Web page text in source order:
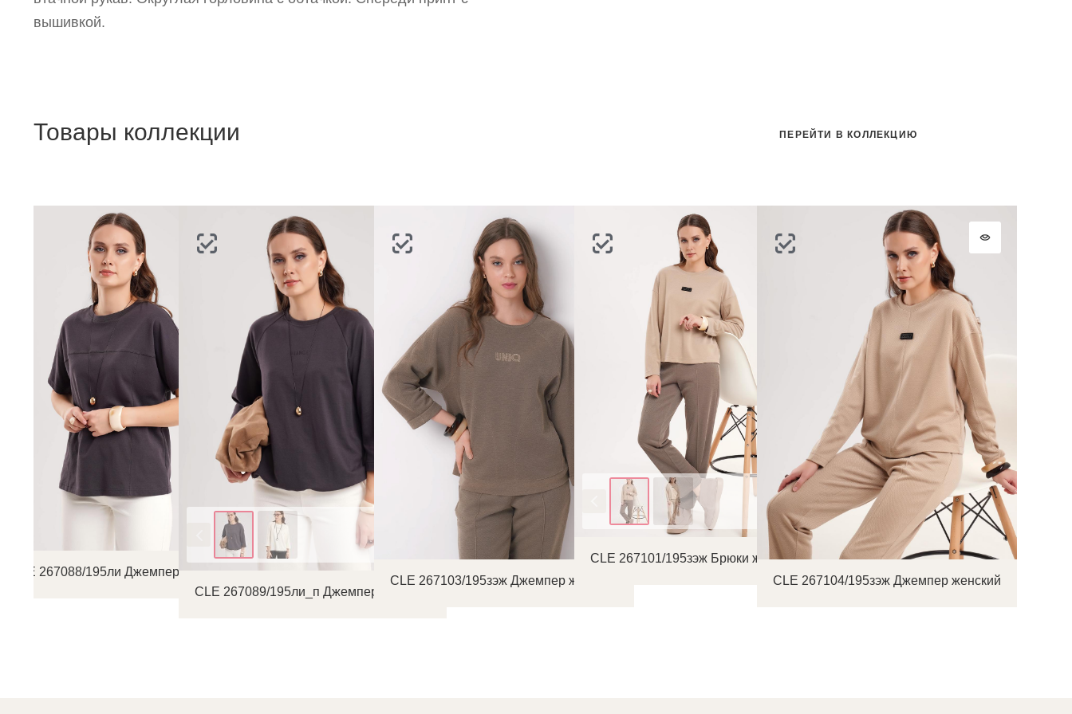
вышивкой.
Товары коллекции
CLE 267088/195ли Джемпер женский
CLE 267089/195ли_п Джемпер женский
CLE 267103/195зэж Джемпер женский
CLE 267101/195зэж Брюки женские
CLE 267104/195зэж Джемпер женский
ПЕРЕЙТИ В КОЛЛЕКЦИЮ